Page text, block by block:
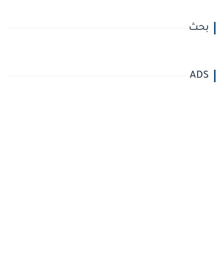
بحث
ADS